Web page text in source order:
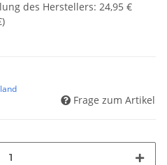
des Herstellers: 24,95 €
)
Frage zum Artikel